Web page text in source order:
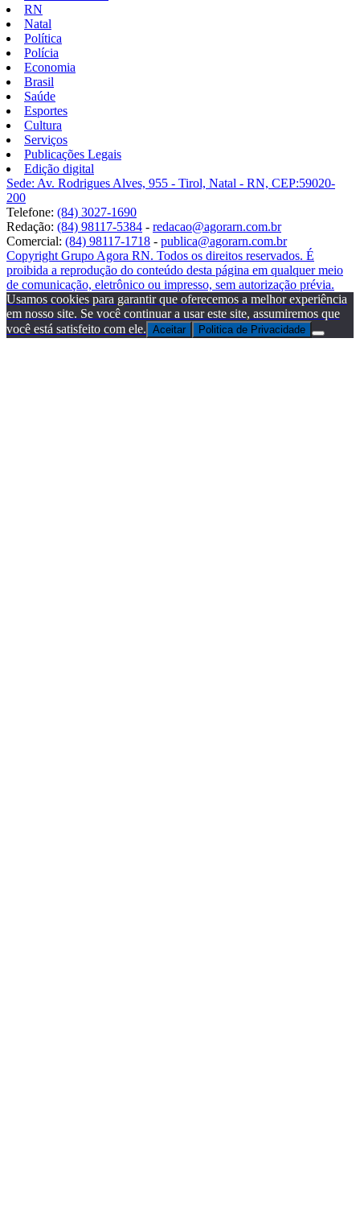
RN
Natal
Política
Polícia
Economia
Brasil
Saúde
Esportes
Cultura
Serviços
Publicações Legais
Edição digital
Sede: Av. Rodrigues Alves, 955 - Tirol, Natal - RN, CEP:59020-
200
Telefone: (84) 3027-1690
Redação: (84) 98117-5384 - redacao@agorarn.com.br
Comercial: (84) 98117-1718 - publica@agorarn.com.br
Copyright Grupo Agora RN. Todos os direitos reservados. É
proibida a reprodução do conteúdo desta página em qualquer meio
de comunicação, eletrônico ou impresso, sem autorização prévia.
Usamos cookies para garantir que oferecemos a melhor experiência
em nosso site. Se você continuar a usar este site, assumiremos que
você está satisfeito com ele. Aceitar Politica de Privacidade